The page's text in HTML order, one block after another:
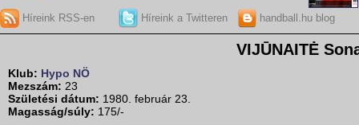
Híreink RSS-en Híreink a Twitteren handball.hu blog
VIJŪNAITĖ
Klub: Hypo NÖ
Mezszám: 23
Születési dátum: 1980. február 23.
Magasság/súly: 175/-